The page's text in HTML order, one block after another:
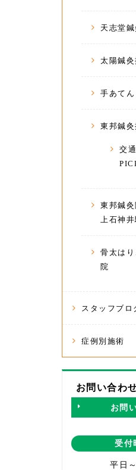
天志堂
太陽鍼
手あてん
東邦鍼
交
東邦鍼
上石神
骨太は
院
スタッフブロ
症例別施術
お問い合わ
お問
受付
平日